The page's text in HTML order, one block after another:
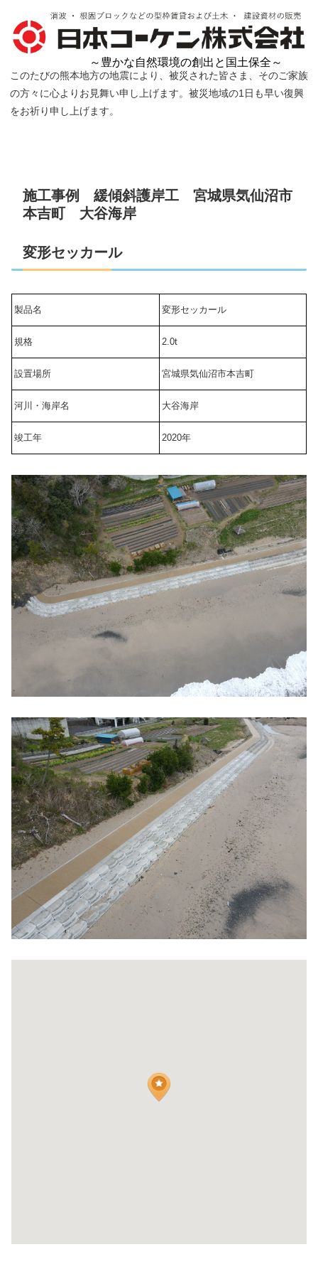
～豊かな自然環境の創出と国土保全～
このたびの熊本地方の地震により、被災された皆さま、そのご家族
の方々に心よりお見舞い申し上げます。被災地域の1日も早い復興
をお祈り申し上げます。
施工事例 緩傾斜護岸工 宮城県気仙沼市
本吉町 大谷海岸
変形セッカール
製品名 変形セッカール
規格 2.0t
設置場所 宮城県気仙沼市本吉町
河川・海岸名 大谷海岸
竣工年 2020年